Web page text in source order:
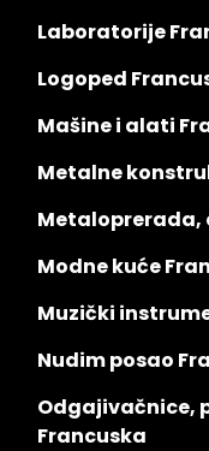
Laboratorije
Logoped
Mašine i alati
Metalne
Metaloprerada,
Modne kuće
Muzički
Nudim posao
Odgajivačnice,
Francuska